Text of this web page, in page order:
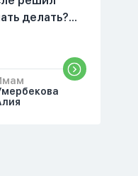
делать?